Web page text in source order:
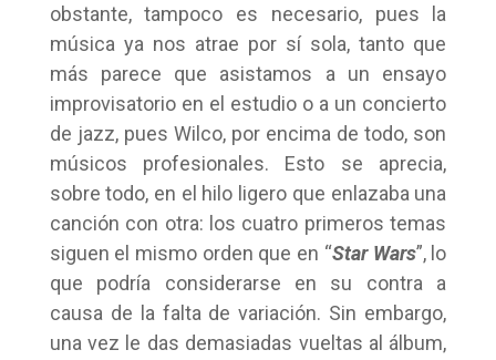
obstante, tampoco es necesario, pues la
música ya nos atrae por sí sola, tanto que
más parece que asistamos a un ensayo
improvisatorio en el estudio o a un concierto
de jazz, pues Wilco, por encima de todo, son
músicos profesionales. Esto se aprecia,
sobre todo, en el hilo ligero que enlazaba una
canción con otra: los cuatro primeros temas
siguen el mismo orden que en “Star Wars”, lo
que podría considerarse en su contra a
causa de la falta de variación. Sin embargo,
una vez le das demasiadas vueltas al álbum,